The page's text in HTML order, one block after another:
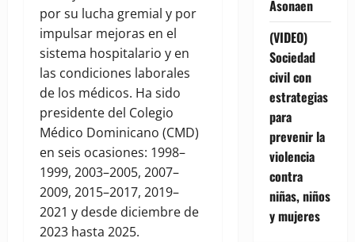
por su lucha gremial y por
impulsar mejoras en el
sistema hospitalario y en
las condiciones laborales
de los médicos. Ha sido
presidente del Colegio
Médico Dominicano (CMD)
en seis ocasiones: 1998–
1999, 2003–2005, 2007–
2009, 2015–2017, 2019–
2021 y desde diciembre de
2023 hasta 2025.
Asonaen
(VIDEO)
Sociedad
civil con
estrategias
para
prevenir la
violencia
contra
niñas, niños
y mujeres